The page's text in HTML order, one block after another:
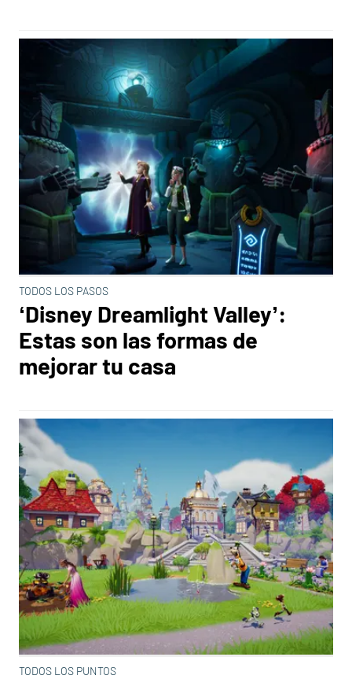
TODOS LOS PASOS
‘Disney Dreamlight Valley’:
Estas son las formas de
mejorar tu casa
TODOS LOS PUNTOS